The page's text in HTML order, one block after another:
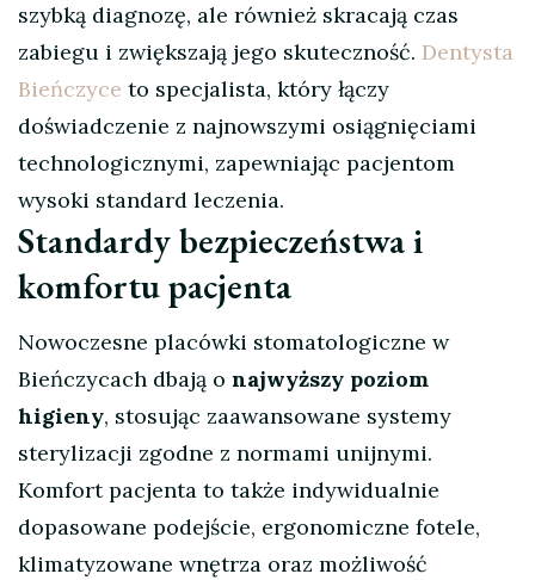
szybką diagnozę, ale również skracają czas
zabiegu i zwiększają jego skuteczność. Dentysta
Bieńczyce to specjalista, który łączy
doświadczenie z najnowszymi osiągnięciami
technologicznymi, zapewniając pacjentom
wysoki standard leczenia.
Standardy bezpieczeństwa i
komfortu pacjenta
Nowoczesne placówki stomatologiczne w
Bieńczycach dbają o najwyższy poziom
higieny, stosując zaawansowane systemy
sterylizacji zgodne z normami unijnymi.
Komfort pacjenta to także indywidualnie
dopasowane podejście, ergonomiczne fotele,
klimatyzowane wnętrza oraz możliwość